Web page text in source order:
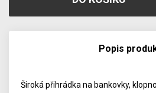
Popis
Široká přihrádka na bankovky,